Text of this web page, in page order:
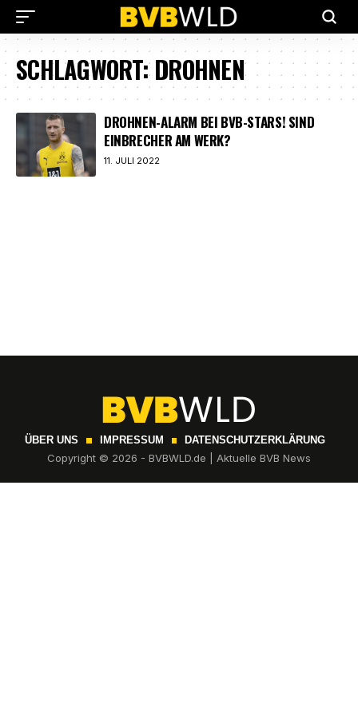
SCHLAGWORT:DROHNEN
DROHNEN-ALARM BEI BVB-STARS! SIND
EINBRECHER AM WERK?
11. JULI 2022
ÜBER UNS IMPRESSUM DATENSCHUTZERKLÄRUNG
Copyright © 2026 - BVBWLD.de | Aktuelle BVB News